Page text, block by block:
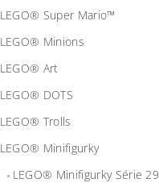
LEGO® Super Mario™
LEGO® Minions
LEGO® Art
LEGO® DOTS
LEGO® Trolls
LEGO® Minifigurky
LEGO® Minifigurky Série 29